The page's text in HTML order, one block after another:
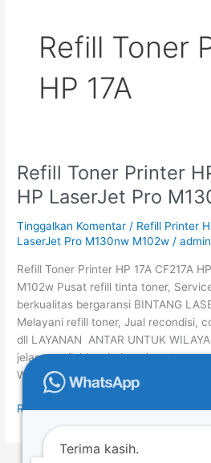
Refill Toner
HP 17A
Refill Toner Printer
HP LaserJet Pro
Tinggalkan Komentar / Refill Printer
LaserJet Pro M130nw M102w /admin
Refill Toner Printer HP 17A CF217A
M102w Pusat refill tinta toner,
berkualitas bergaransi BINTANG
Melayani refill toner, Jual recondisi,
dll LAYANAN ANTAR UNTUK
jelasnya silahkan hubungi costumer
WhatsApp : 085711171140-
Refill
Toner
Printer
HP
17A
HP
LaserJet
Pro
M130nw
M102w
Read More »
Terima kasih.